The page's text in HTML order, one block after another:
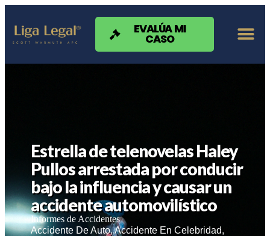
Nota:
sitio
web
EVALÚA MI
CASO
Estrella de telenovelas Haley
Pullos arrestada por conducir
bajo la influencia y causar un
accidente automovilístico
Informes de Accidentes
Accidente De Auto,Accidente En Celebridad,